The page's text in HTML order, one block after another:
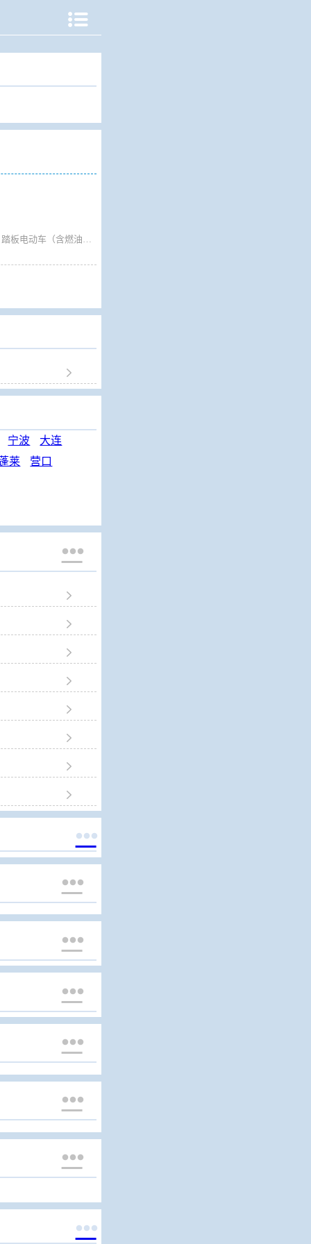

全天共14班。 摩托、电动后三轮车8元/次（含二人） 二轮摩托车6元/次（含二人） 踏板电动车（含燃油助力车）5元/次（含一人） 人力三轮车4元/次（含一人） 普通电车自行车、自行车3元/次（含一人）

宁波
大连
莱
营口
















